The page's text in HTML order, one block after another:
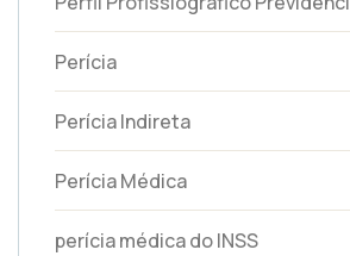
Perícia
Perícia Indireta
Perícia Médica
perícia médica do INSS